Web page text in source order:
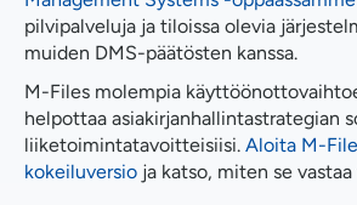
pilvipalveluja ja tiloissa olevia
muiden DMS-päätösten kanssa.
M-Files molempia
helpottaa asiakirjanhallintastrategian
liiketoimintatavoitteisiisi. Aloita M-
kokeiluversio ja katso, miten se